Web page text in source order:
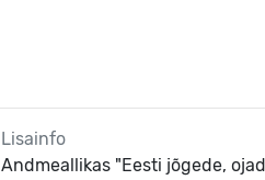
Lisainfo
Andmeallikas "Eesti jõgede,